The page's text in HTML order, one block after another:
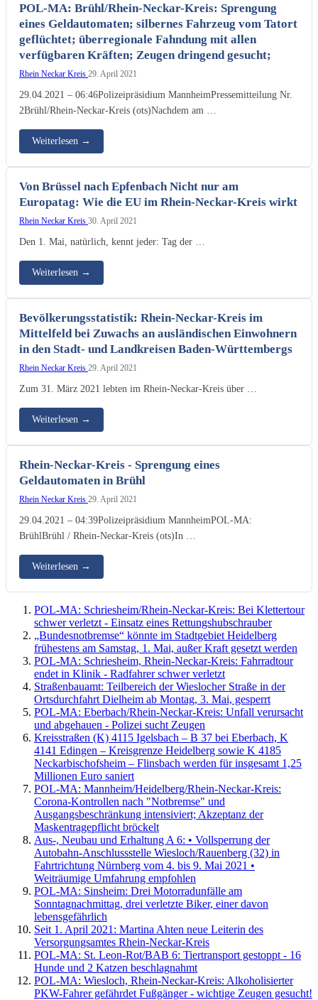
POL-MA: Brühl/Rhein-Neckar-Kreis: Sprengung
eines Geldautomaten; silbernes Fahrzeug vom Tatort
geflüchtet; überregionale Fahndung mit allen
verfügbaren Kräften; Zeugen dringend gesucht;
Rhein Neckar Kreis 29. April 2021
29.04.2021 – 06:46Polizeipräsidium MannheimPressemitteilung Nr.
2Brühl/Rhein-Neckar-Kreis (ots)Nachdem am …
Weiterlesen →
Von Brüssel nach Epfenbach Nicht nur am
Europatag: Wie die EU im Rhein-Neckar-Kreis wirkt
Rhein Neckar Kreis 30. April 2021
Den 1. Mai, natürlich, kennt jeder: Tag der …
Weiterlesen →
Bevölkerungsstatistik: Rhein-Neckar-Kreis im
Mittelfeld bei Zuwachs an ausländischen Einwohnern
in den Stadt- und Landkreisen Baden-Württembergs
Rhein Neckar Kreis 29. April 2021
Zum 31. März 2021 lebten im Rhein-Neckar-Kreis über …
Weiterlesen →
Rhein-Neckar-Kreis - Sprengung eines
Geldautomaten in Brühl
Rhein Neckar Kreis 29. April 2021
29.04.2021 – 04:39Polizeipräsidium MannheimPOL-MA:
BrühlBrühl / Rhein-Neckar-Kreis (ots)In …
Weiterlesen →
POL-MA: Schriesheim/Rhein-Neckar-Kreis: Bei Klettertour
schwer verletzt - Einsatz eines Rettungshubschrauber
„Bundesnotbremse“ könnte im Stadtgebiet Heidelberg
frühestens am Samstag, 1. Mai, außer Kraft gesetzt werden
POL-MA: Schriesheim, Rhein-Neckar-Kreis: Fahrradtour
endet in Klinik - Radfahrer schwer verletzt
Straßenbauamt: Teilbereich der Wieslocher Straße in der
Ortsdurchfahrt Dielheim ab Montag, 3. Mai, gesperrt
POL-MA: Eberbach/Rhein-Neckar-Kreis: Unfall verursacht
und abgehauen - Polizei sucht Zeugen
Kreisstraßen (K) 4115 Igelsbach – B 37 bei Eberbach, K
4141 Edingen – Kreisgrenze Heidelberg sowie K 4185
Neckarbischofsheim – Flinsbach werden für insgesamt 1,25
Millionen Euro saniert
POL-MA: Mannheim/Heidelberg/Rhein-Neckar-Kreis:
Corona-Kontrollen nach "Notbremse" und
Ausgangsbeschränkung intensiviert; Akzeptanz der
Maskentragepflicht bröckelt
Aus-, Neubau und Erhaltung A 6: • Vollsperrung der
Autobahn-Anschlussstelle Wiesloch/Rauenberg (32) in
Fahrtrichtung Nürnberg vom 4. bis 9. Mai 2021 •
Weiträumige Umfahrung empfohlen
POL-MA: Sinsheim: Drei Motorradunfälle am
Sonntagnachmittag, drei verletzte Biker, einer davon
lebensgefährlich
Seit 1. April 2021: Martina Ahten neue Leiterin des
Versorgungsamtes Rhein-Neckar-Kreis
POL-MA: St. Leon-Rot/BAB 6: Tiertransport gestoppt - 16
Hunde und 2 Katzen beschlagnahmt
POL-MA: Wiesloch, Rhein-Neckar-Kreis: Alkoholisierter
PKW-Fahrer gefährdet Fußgänger - wichtige Zeugen gesucht!